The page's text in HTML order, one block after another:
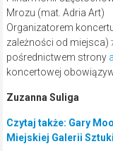
Mrozu (mat. Adria Art)
Organizatorem
zależności od miejsca)
pośrednictwem strony
koncertowej
Zuzanna Suliga
Czytaj także: Gary
Miejskiej Galerii